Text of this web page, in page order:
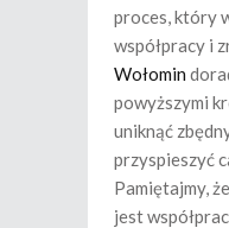
proces, który
współpracy i
Wołomin
powyższymi
uniknąć
przyspieszyć
Pamiętajmy,
jest